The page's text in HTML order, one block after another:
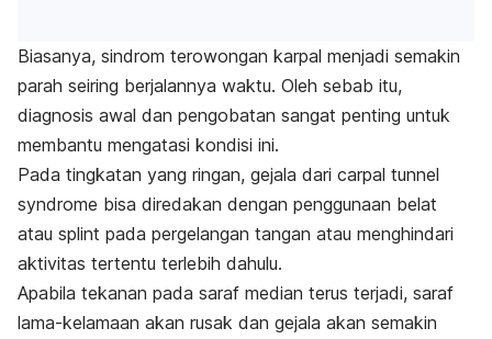
Biasanya, sindrom terowongan karpal menjadi semakin
parah seiring berjalannya waktu. Oleh sebab itu,
diagnosis awal dan pengobatan sangat penting untuk
membantu mengatasi kondisi ini.
Pada tingkatan yang ringan, gejala dari carpal tunnel
syndrome bisa diredakan dengan penggunaan belat
atau splint pada pergelangan tangan atau menghindari
aktivitas tertentu terlebih dahulu.
Apabila tekanan pada saraf median terus terjadi, saraf
lama-kelamaan akan rusak dan gejala akan semakin